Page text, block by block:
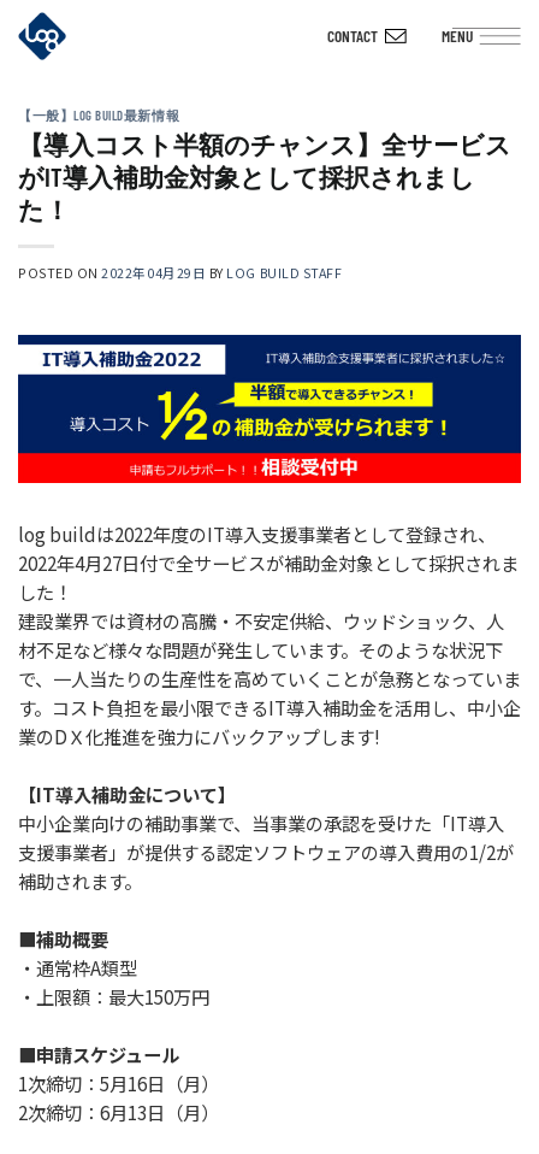
Skip
CONTACT MENU
【一般】LOG BUILD最新情報
【導入コスト半額のチャンス】全サービス
がIT導入補助金対象として採択されまし
た！
POSTED ON2022年04月29日 BY LOG BUILD STAFF
log buildは2022年度のIT導入支援事業者として登録され、
2022年4月27日付で全サービスが補助金対象として採択されま
した！
建設業界では資材の高騰・不安定供給、ウッドショック、人
材不足など様々な問題が発生しています。そのような状況下
で、一人当たりの生産性を高めていくことが急務となっていま
す。コスト負担を最小限できるIT導入補助金を活用し、中小企
業のDＸ化推進を強力にバックアップします!
【IT導入補助金について】
中小企業向けの補助事業で、当事業の承認を受けた「IT導入
支援事業者」が提供する認定ソフトウェアの導入費用の1/2が
補助されます。
■補助概要
・通常枠A類型
・上限額：最大150万円
■申請スケジュール
1次締切：5月16日（月）
2次締切：6月13日（月）